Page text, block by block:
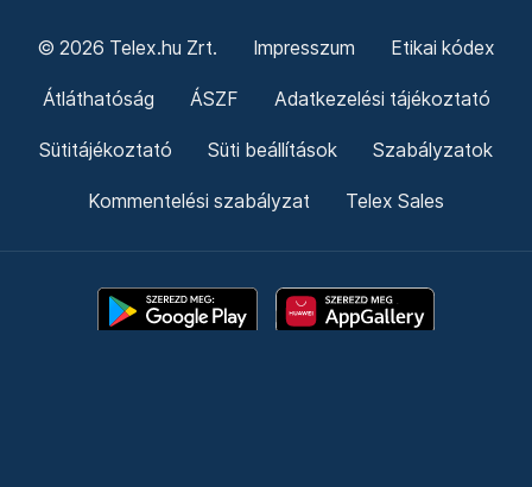
© 2026 Telex.hu Zrt. Impresszum Etikai kódex
Átláthatóság ÁSZF Adatkezelési tájékoztató
Sütitájékoztató Süti beállítások Szabályzatok
Kommentelési szabályzat Telex Sales